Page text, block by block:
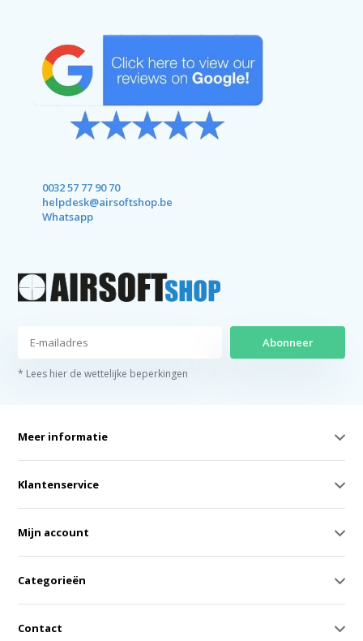
0032 57 77 90 70
helpdesk@airsoftshop.be
Whatsapp
Abonneer
* Lees hier de wettelijke beperkingen
Meer informatie
Klantenservice
Mijn account
Categorieën
Contact